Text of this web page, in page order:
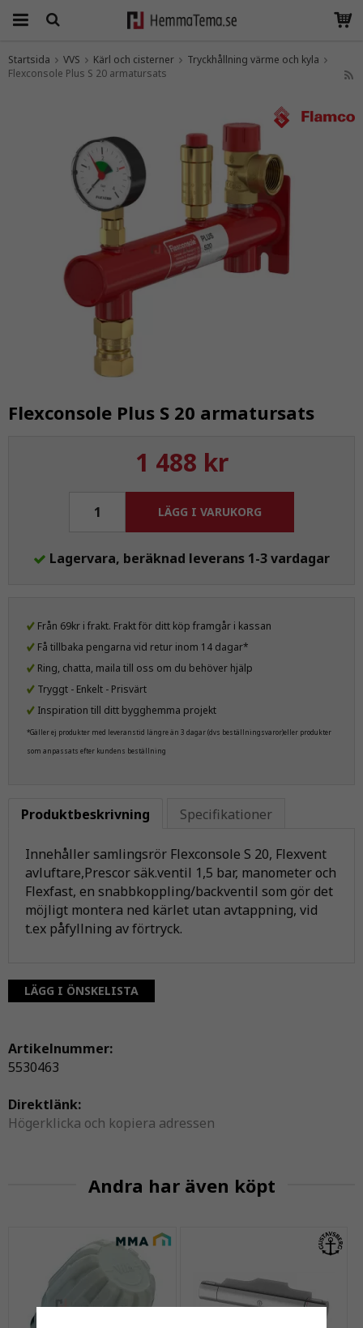
Produkten har blivit tillagd i varukorgen
Startsida VVS Kärl och cisterner
Tryckhållning värme och kyla
Flexconsole Plus S 20 armatursats
Flexconsole Plus S 20 armatursats
1 488 kr
LÄGG I VARUKORG
Lagervara, beräknad leverans 1-3 vardagar
Från 69kr i frakt. Frakt för ditt köp framgår i kassan
Få tillbaka pengarna vid retur inom 14 dagar*
Ring, chatta, maila till oss om du behöver hjälp
Tryggt - Enkelt - Prisvärt
Inspiration till ditt bygghemma projekt
*Gäller ej produkter med leveranstid längre än 3 dagar (dvs beställningsvaror)eller produkter
som anpassats efter kundens beställning
Produktbeskrivning Specifikationer
Innehåller samlingsrör Flexconsole S 20, Flexvent
avluftare,Prescor säk.ventil 1,5 bar, manometer och
Flexfast, en snabbkoppling/backventil som gör det
möjligt montera ned kärlet utan avtappning, vid
t.ex påfyllning av förtryck.
LÄGG I ÖNSKELISTA
Artikelnummer:
5530463
Direktlänk:
Högerklicka och kopiera adressen
Andra har även köpt